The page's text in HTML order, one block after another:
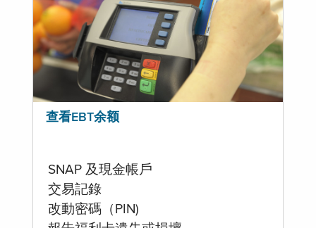
查看EBT余额
SNAP 及現金帳戶
交易記錄
改動密碼（PIN)